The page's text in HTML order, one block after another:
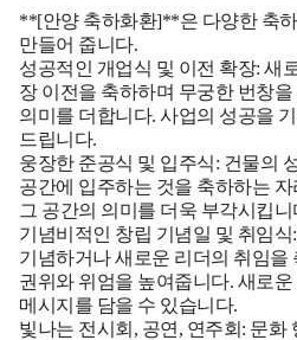
**[안양 축하화환]**은 다양한 축
만들어 줍니다.
성공적인 개업식 및 이전 확장:새
장 이전을 축하하며 무궁한 번창
의미를 더합니다. 사업의 성공을
드립니다.
웅장한 준공식 및 입주식: 건물의
공간에 입주하는 것을 축하하는
그 공간의 의미를 더욱 부각시킵니
기념비적인 창립 기념일 및 취임식:
기념하거나 새로운 리더의 취임을
권위와 위엄을 높여줍니다. 새로
메시지를 담을 수 있습니다.
빛나는 전시회, 공연, 연주회: 문화